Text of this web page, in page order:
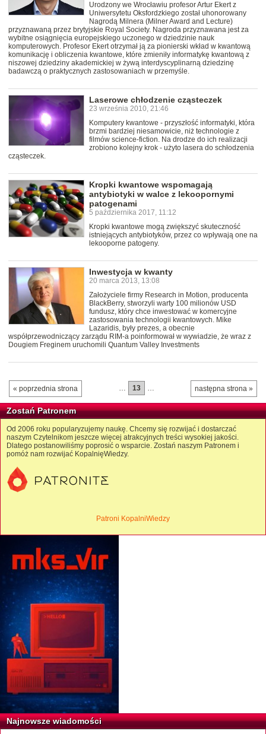
Urodzony we Wrocławiu profesor Artur Ekert z
Uniwersytetu Oksfordzkiego został uhonorowany
Nagrodą Milnera (Milner Award and Lecture)
przyznawaną przez brytyjskie Royal Society. Nagroda przyznawana jest za
wybitne osiągnięcia europejskiego uczonego w dziedzinie nauk
komputerowych. Profesor Ekert otrzymał ją za pionierski wkład w kwantową
komunikację i obliczenia kwantowe, które zmieniły informatykę kwantową z
niszowej dziedziny akademickiej w żywą interdyscyplinarną dziedzinę
badawczą o praktycznych zastosowaniach w przemyśle.
Laserowe chłodzenie cząsteczek
23 września 2010, 21:46
Komputery kwantowe - przyszłość informatyki, która
brzmi bardziej niesamowicie, niż technologie z
filmów science-fiction. Na drodze do ich realizacji
zrobiono kolejny krok - użyto lasera do schłodzenia
cząsteczek.
Kropki kwantowe wspomagają
antybiotyki w walce z lekoopornymi
patogenami
5 października 2017, 11:12
Kropki kwantowe mogą zwiększyć skuteczność
istniejących antybiotyków, przez co wpływają one na
lekooporne patogeny.
Inwestycja w kwanty
20 marca 2013, 13:08
Założyciele firmy Research in Motion, producenta
BlackBerry, stworzyli warty 100 milionów USD
fundusz, który chce inwestować w komercyjne
zastosowania technologii kwantowych. Mike
Lazaridis, były prezes, a obecnie
współprzewodniczący zarządu RIM-a poinformował w wywiadzie, że wraz z
Dougiem Freginem uruchomili Quantum Valley Investments
« poprzednia strona następna strona »
… 13 …
Zostań Patronem
Od 2006 roku popularyzujemy naukę. Chcemy się rozwijać i dostarczać
naszym Czytelnikom jeszcze więcej atrakcyjnych treści wysokiej jakości.
Dlatego postanowiliśmy poprosić o wsparcie. Zostań naszym Patronem i
pomóż nam rozwijać KopalnięWiedzy.
Patroni KopalniWiedzy
Najnowsze wiadomości